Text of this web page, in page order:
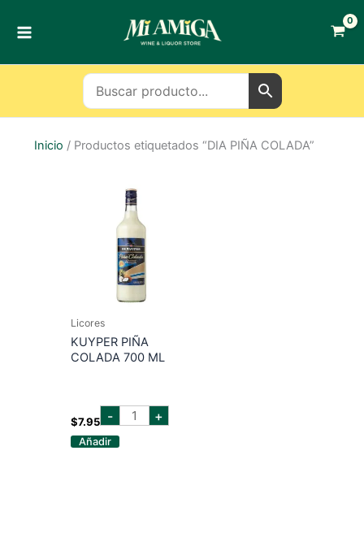
Inicio / Productos etiquetados “DIA PIÑA COLADA”
Licores
KUYPER PIÑA
COLADA 700 ML
$7.95 - kuyper
piña
colada
700
+
Añadir